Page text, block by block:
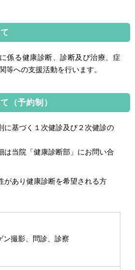
係る健康診断、診断及び治療、症
等への支援活動を行います。
（予約制）
に基づく１次健診及び２次健診の
は当院「健康診断部」にお問い合
があり健康診断を希望される方
ン撮影、問診、診察